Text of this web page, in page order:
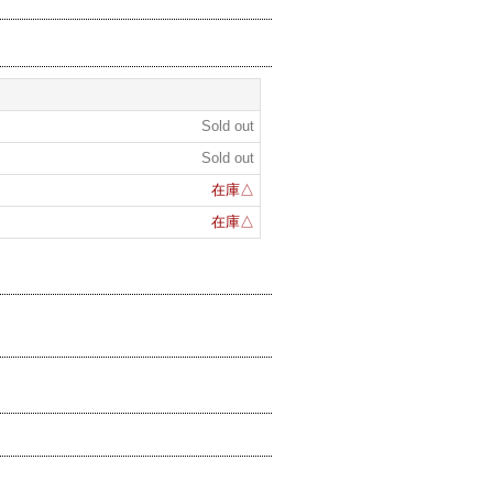
Sold out
Sold out
在庫△
在庫△